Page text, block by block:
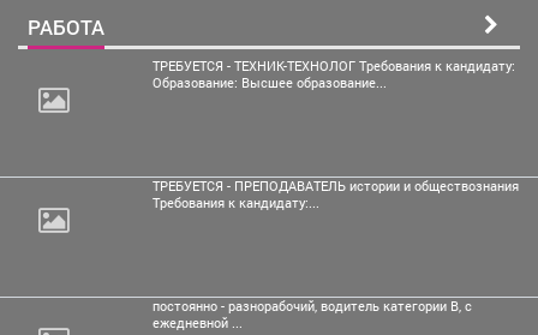
РАБОТА
ТРЕБУЕТСЯ - ТЕХНИК-ТЕХНОЛОГ Требования к кандидату:
Образование: Высшее образование...
ТРЕБУЕТСЯ - ПРЕПОДАВАТЕЛЬ истории и обществознания
Требования к кандидату:...
постоянно - разнорабочий, водитель категории В, с
ежедневной ...